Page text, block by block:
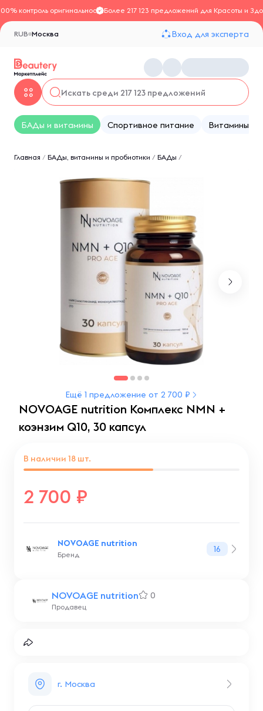
контроль оригинальностиБолее 217 123 предложений для Красоты и
Москва
RUB Вход для эксперта
БАДы и витамины Спортивное питание Витамины
Главная / БАДы, витамины и пробиотики / БАДы /
Ещё 1 предложение от 2 700 ₽
NOVOAGE nutrition Комплекс NMN +
коэнзим Q10, 30 капсул
NOVOAGE nutrition 0
Продавец
2 700
В наличии 18 шт.
NOVOAGE nutrition
Бренд
16
г. Москва